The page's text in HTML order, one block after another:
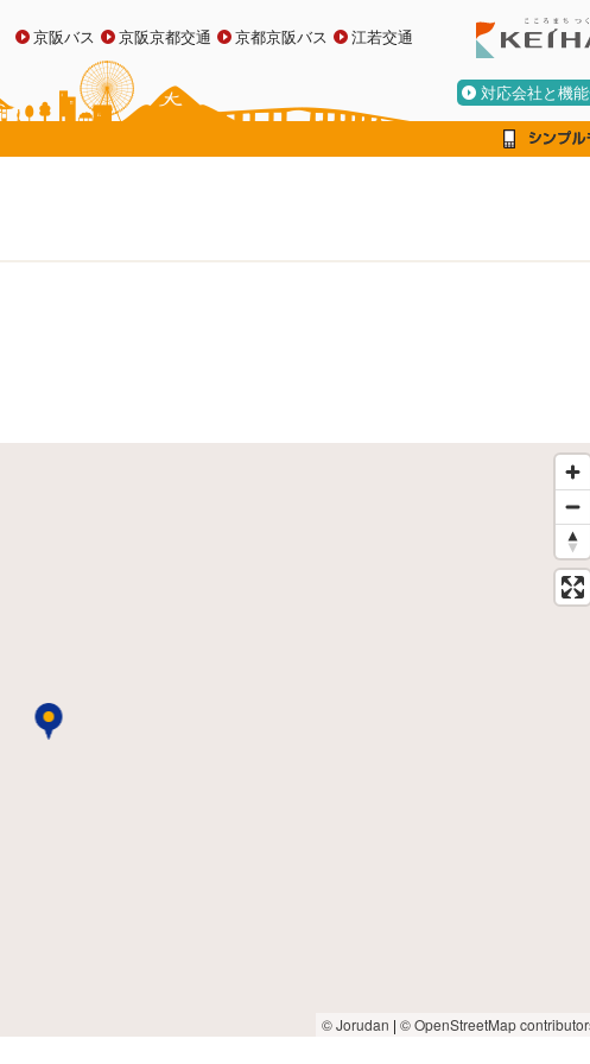
京阪バス 京阪京都交通 京都京阪バス 江若交通
対応会社と機